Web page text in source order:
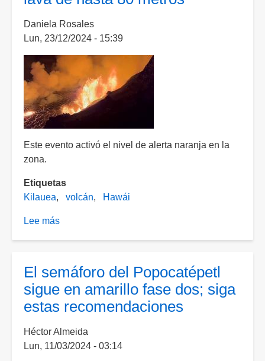
terremoto
de
magnitud
8.8
en
Rusia
Daniela Rosales
Lun, 23/12/2024 - 15:39
Este evento activó el nivel de alerta naranja en la
zona.
Etiquetas
Kilauea
volcán Hawái
Lee más
Kilauea
erupciona
en
Hawái
arroja
lava
El semáforo del Popocatépetl
sigue en amarillo fase dos; siga
estas recomendaciones
Héctor Almeida
Lun, 11/03/2024 - 03:14